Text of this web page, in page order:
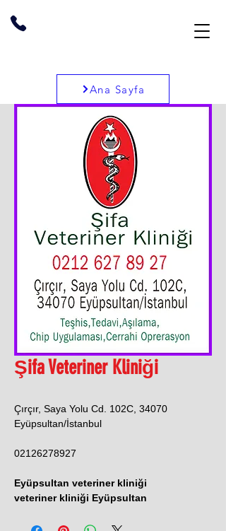
Ana Sayfa
Şifa Veteriner Kliniği
Çırçır, Saya Yolu Cd. 102C, 34070
Eyüpsultan/İstanbul
02126278927
Eyüpsultan veteriner kliniği
veteriner kliniği Eyüpsultan